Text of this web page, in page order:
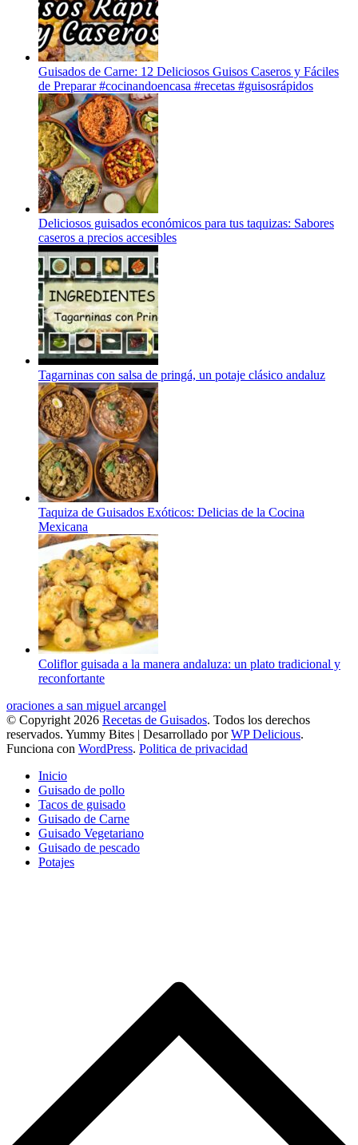
Guisados de Carne: 12 Deliciosos Guisos Caseros y Fáciles
de Preparar #cocinandoencasa #recetas #guisosrápidos
Deliciosos guisados económicos para tus taquizas: Sabores
caseros a precios accesibles
Tagarninas con salsa de pringá, un potaje clásico andaluz
Taquiza de Guisados Exóticos: Delicias de la Cocina
Mexicana
Coliflor guisada a la manera andaluza: un plato tradicional y
reconfortante
oraciones a san miguel arcangel
© Copyright 2026 Recetas de Guisados. Todos los derechos
reservados. Yummy Bites | Desarrollado porWP Delicious.
Funciona con WordPress. Politica de privacidad
Inicio
Guisado de pollo
Tacos de guisado
Guisado de Carne
Guisado Vegetariano
Guisado de pescado
Potajes